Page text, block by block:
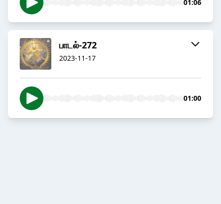
01:06
பாடல்-272
2023-11-17
01:00